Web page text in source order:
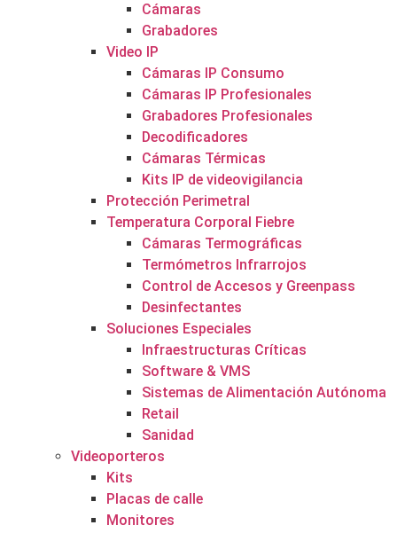
Cámaras
Grabadores
Video IP
Cámaras IP Consumo
Cámaras IP Profesionales
Grabadores Profesionales
Decodificadores
Cámaras Térmicas
Kits IP de videovigilancia
Protección Perimetral
Temperatura Corporal Fiebre
Cámaras Termográficas
Termómetros Infrarrojos
Control de Accesos y Greenpass
Desinfectantes
Soluciones Especiales
Infraestructuras Críticas
Software & VMS
Sistemas de Alimentación Autónoma
Retail
Sanidad
Videoporteros
Kits
Placas de calle
Monitores